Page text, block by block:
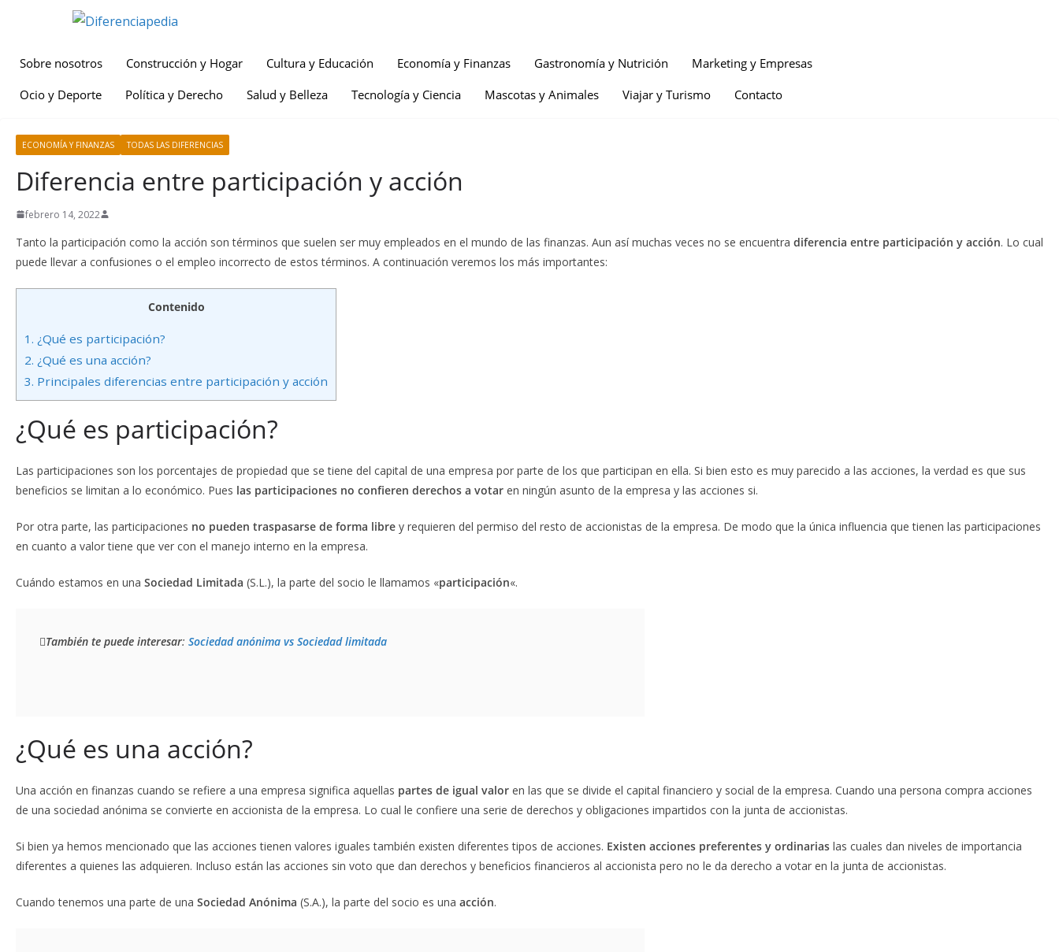
Sobre nosotros Construcción y Hogar Cultura y Educación Economía y Finanzas Gastronomía y Nutrición
Marketing y Empresas
Ocio y Deporte
Política y Derecho Salud y Belleza Tecnología y Ciencia Mascotas y Animales Viajar y Turismo Contacto
ECONOMÍA Y FINANZAS TODAS LAS DIFERENCIAS
Diferencia entre participación y acción
febrero 14, 2022
Tanto la participación como la acción son términos que suelen ser muy empleados en el mundo de las finanzas. Aun así muchas veces no se encuentra diferencia entre participación y acción. Lo cual
puede llevar a confusiones o el empleo incorrecto de estos términos. A continuación veremos los más importantes:
Contenido
1. ¿Qué es participación?
2. ¿Qué es una acción?
3. Principales diferencias entre participación y acción
¿Qué es participación?
Las participaciones son los porcentajes de propiedad que se tiene del capital de una empresa por parte de los que participan en ella. Si bien esto es muy parecido a las acciones, la verdad es que sus
beneficios se limitan a lo económico. Pues las participaciones no confieren derechos a votar en ningún asunto de la empresa y las acciones si.
Por otra parte, las participaciones no pueden traspasarse de forma libre y requieren del permiso del resto de accionistas de la empresa. De modo que la única influencia que tienen las participaciones
en cuanto a valor tiene que ver con el manejo interno en la empresa.
Cuándo estamos en una Sociedad Limitada (S.L.), la parte del socio le llamamos «participación«.
También te puede interesar: Sociedad anónima vs Sociedad limitada
¿Qué es una acción?
Una acción en finanzas cuando se refiere a una empresa significa aquellas partes de igual valor en las que se divide el capital financiero y social de la empresa. Cuando una persona compra acciones
de una sociedad anónima se convierte en accionista de la empresa. Lo cual le confiere una serie de derechos y obligaciones impartidos con la junta de accionistas.
Si bien ya hemos mencionado que las acciones tienen valores iguales también existen diferentes tipos de acciones. Existen acciones preferentes y ordinarias las cuales dan niveles de importancia
diferentes a quienes las adquieren. Incluso están las acciones sin voto que dan derechos y beneficios financieros al accionista pero no le da derecho a votar en la junta de accionistas.
Cuando tenemos una parte de una Sociedad Anónima (S.A.), la parte del socio es una acción.